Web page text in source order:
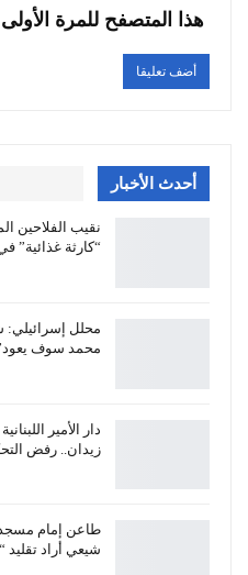
هذا المتصفح للمرة
أحدث الأخبار
نقيب الفلاحين
“كارثة غذائية”
محلل إسرائيلي:
محمد سوف
دار الأمير
زيدان.. رفض
طاعن إمام
شيعي أراد